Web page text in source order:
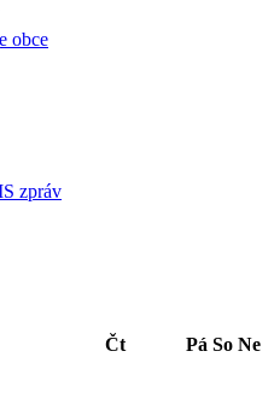
obce
zpráv
Čt Pá So Ne